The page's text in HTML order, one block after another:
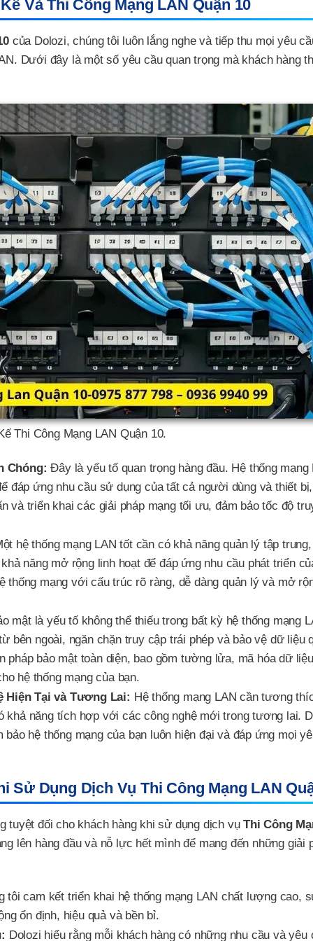
Và Thi Công Mạng LAN Quận 10
của Dolozi, chúng tôi luôn lắng nghe và tiếp thu mọi yêu
Dưới đây là một số yêu cầu quan trọng mà khách hàng
Thi Công Mạng LAN Quận 10.
Chóng: Đây là yếu tố quan trọng hàng đầu. Hệ thống mạng
đáp ứng nhu cầu sử dụng của tất cả người dùng và thiết
và triển khai các giải pháp mạng tối ưu, đảm bảo tốc độ
hệ thống mạng LAN tốt cần có khả năng quản lý tập
năng mở rộng linh hoạt để đáp ứng nhu cầu phát triển
thống mạng với cấu trúc rõ ràng, dễ dàng quản lý và mở
mật là yếu tố không thể thiếu trong bất kỳ hệ thống mạng
bên ngoài, ngăn chặn truy cập trái phép và bảo vệ dữ liệu
pháp bảo mật toàn diện, bao gồm tường lửa, mã hóa dữ
hệ thống mạng của bạn.
Hiện Tại và Tương Lai: Hệ thống mạng LAN cần tương
khả năng tích hợp với các công nghệ mới trong tương lai.
hệ thống mạng của bạn luôn hiện đại và đáp ứng mọi
Sử Dụng Dịch Vụ Thi Công Mạng LAN
tuyệt đối cho khách hàng khi sử dụng dịch vụThi Công
lên hàng đầu và nỗ lực hết mình để mang đến những giải
tôi cam kết triển khai hệ thống mạng LAN chất lượng cao,
ổn định, hiệu quả và bền bỉ.
Dolozi hiểu rằng mỗi khách hàng có những nhu cầu và yêu